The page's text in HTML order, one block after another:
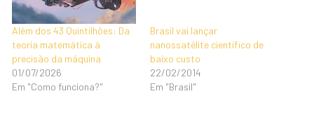
Além dos 43 Quintilhões: Da
teoria matemática à
precisão da máquina
01/07/2026
Em "Como funciona?"
Brasil vai lançar
nanossatélite científico de
baixo custo
22/02/2014
Em "Brasil"